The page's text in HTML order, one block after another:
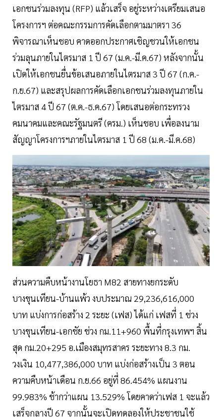
เอกชนร่วมลงทุน (RFP) แล้วเสร็จ อยู่ระหว่างเตรียมเสนอ
โครงการฯ ต่อคณะกรรมการคัดเลือกตามมาตรา 36
พิจารณาเห็นชอบ คาดออกประกาศเชิญชวนให้เอกชน
ร่วมลุนภายในไตรมาส 1 ปี 67 (ม.ค.-มี.ค.67) หลังจากนั้น
เปิดให้เอกชนยื่นข้อเสนอภายในไตรมาส 3 ปี 67 (ก.ค.-
ก.ย.67) และสรุปผลการคัดเลือกเอกชนร่วมลงทุนภายใน
ไตรมาส 4 ปี 67 (ต.ค.-ธ.ค.67) โดยเสนอต่อกระทรวง
คมนาคมและคณะรัฐมนตรี (ครม.) เห็นชอบ เพื่อลงนาม
สัญญาโครงการฯภายในไตรมาส 1 ปี 68 (ม.ค.-มี.ค.68)
ส่วนความคืบหน้างานโยธา M82 สายทางยกระดับ
บางขุนเทียน-บ้านแพ้ว งบประมาณ 29,236,616,000
บาท แบ่งการก่อสร้าง 2 ระยะ (เฟส) ได้แก่ เฟสที่ 1 ช่วง
บางขุนเทียน-เอกชัย ช่วง กม.11+960 พื้นที่กรุงเทพฯ สิ้น
สุด กม.20+295 อ.เมืองสมุทรสาคร ระยะทาง 8.3 กม.
วงเงิน 10,477,386,000 บาท แบ่งก่อสร้างเป็น 3 ตอน
ความคืบหน้าเดือน ก.ย.66 อยู่ที่ 86.454% แผนงาน
99.983% ช้ากว่าแผน 13.529% โดยคาดว่าเฟส 1 จะแล้ว
เสร็จกลางปี 67 จากนั้นจะเปิดทดลองให้ประชาชนใช้